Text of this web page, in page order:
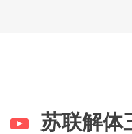
苏联解体